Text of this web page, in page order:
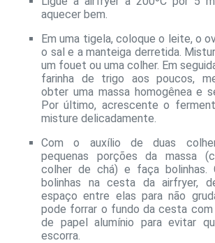
aquecer bem.
Em uma tigela, coloque o leite, o
o sal e a manteiga derretida.
um fouet ou uma colher. Em
farinha de trigo aos poucos,
obter uma massa homogênea e
Por último, acrescente o
misture delicadamente.
Com o auxílio de duas
pequenas porções da massa
colher de chá) e faça bolinhas.
bolinhas na cesta da airfryer,
espaço entre elas para não
pode forrar o fundo da cesta com
de papel alumínio para evitar
escorra.